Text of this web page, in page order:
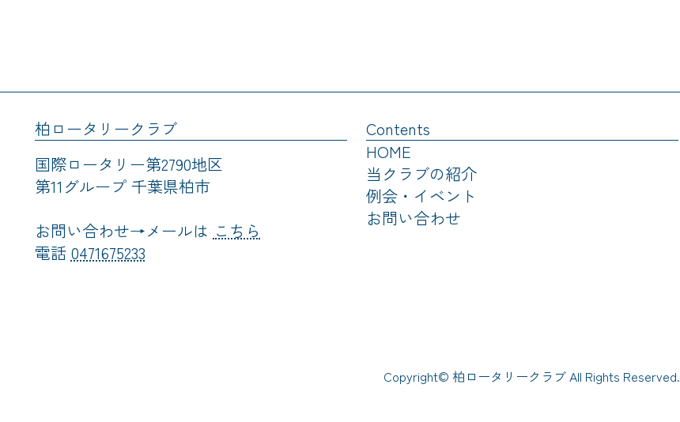
柏ロータリークラブ
国際ロータリー第2790地区
第11グループ 千葉県柏市
お問い合わせ→メールは こちら
電話 0471675233
Contents
HOME
当クラブの紹介
例会・イベント
お問い合わせ
Copyright© 柏ロータリークラブ All Rights Reserved.